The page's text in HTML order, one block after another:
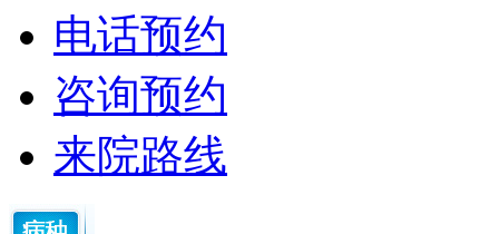
电话预约
咨询预约
来院路线